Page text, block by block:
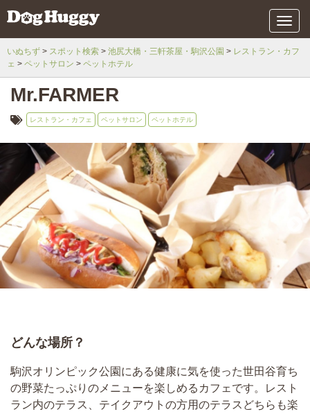
メ
ニ
ュ
いぬちず スポット検索 池尻大橋・三軒茶屋・駒沢公園
レストラン・カフ
ェ
ペットサロン ペットホテル
Mr.FARMER
レストラン・カフェ ペットサロン ペットホテル
どんな場所？
駒沢オリンピック公園にある健康に気を使った世田谷育ち
の野菜たっぷりのメニューを楽しめるカフェです。レスト
ラン内のテラス、テイクアウトの方用のテラスどちらも楽